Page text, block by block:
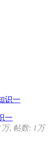
一
万, 帖数: 1万